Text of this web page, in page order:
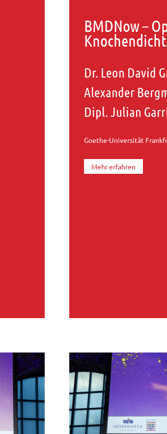
BMDNow –
Dr. Leon David
Alexander
Dipl. Julian
Goethe-Universität
Mehr erfahren